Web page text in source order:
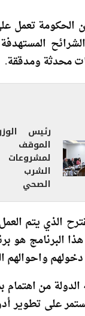
الحكومة تعمل
محدثة ومدققة.
الموقف
الشرب
الصحي
الذي يتم
البرنامج
واحوالهم
من اهتمام
على تطوير
على حقوق